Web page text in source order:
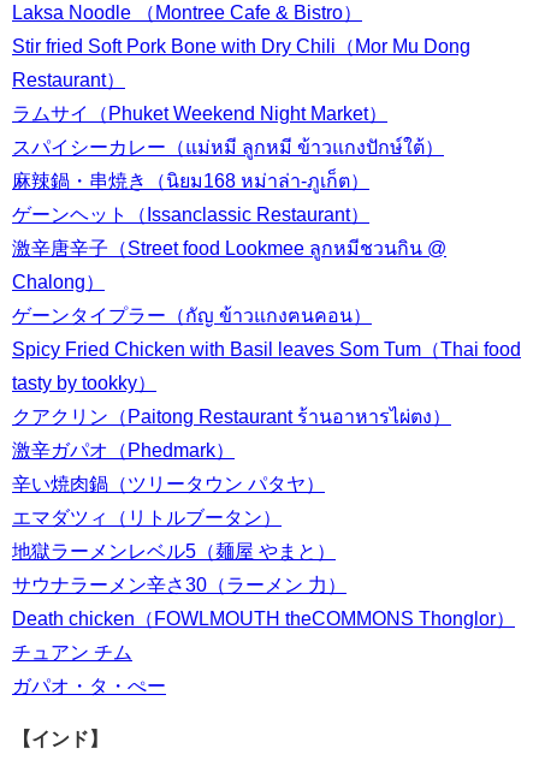
Laksa Noodle （Montree Cafe & Bistro）
Stir fried Soft Pork Bone with Dry Chili（Mor Mu Dong
Restaurant）
ラムサイ（Phuket Weekend Night Market）
スパイシーカレー（แม่หมี ลูกหมี ข้าวแกงปักษ์ใต้）
麻辣鍋・串焼き（นิยม168 หม่าล่า-ภูเก็ต）
ゲーンヘット（Issanclassic Restaurant）
激辛唐辛子（Street food Lookmee ลูกหมีชวนกิน @
Chalong）
ゲーンタイプラー（กัญ ข้าวแกงฅนคอน）
Spicy Fried Chicken with Basil leaves Som Tum（Thai food
tasty by tookky）
クアクリン（Paitong Restaurant ร้านอาหารไผ่ตง）
激辛ガパオ（Phedmark）
辛い焼肉鍋（ツリータウン パタヤ）
エマダツィ（リトルブータン）
地獄ラーメンレベル5（麺屋 やまと）
サウナラーメン辛さ30（ラーメン 力）
Death chicken（FOWLMOUTH theCOMMONS Thonglor）
チュアン チム
ガパオ・タ・ぺー
【インド】